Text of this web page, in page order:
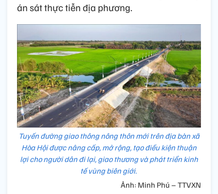
án sát thực tiễn địa phương.
Tuyến đường giao thông nông thôn mới trên địa bàn xã
Hòa Hội được nâng cấp, mở rộng, tạo điều kiện thuận
lợi cho người dân đi lại, giao thương và phát triển kinh
tế vùng biên giới.
Ảnh: Minh Phú – TTVXN